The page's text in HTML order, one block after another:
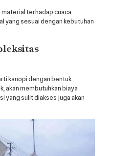
terhadap cuaca
yang sesuai dengan kebutuhan
kanopi dengan bentuk
akan membutuhkan biaya
yang sulit diakses juga akan